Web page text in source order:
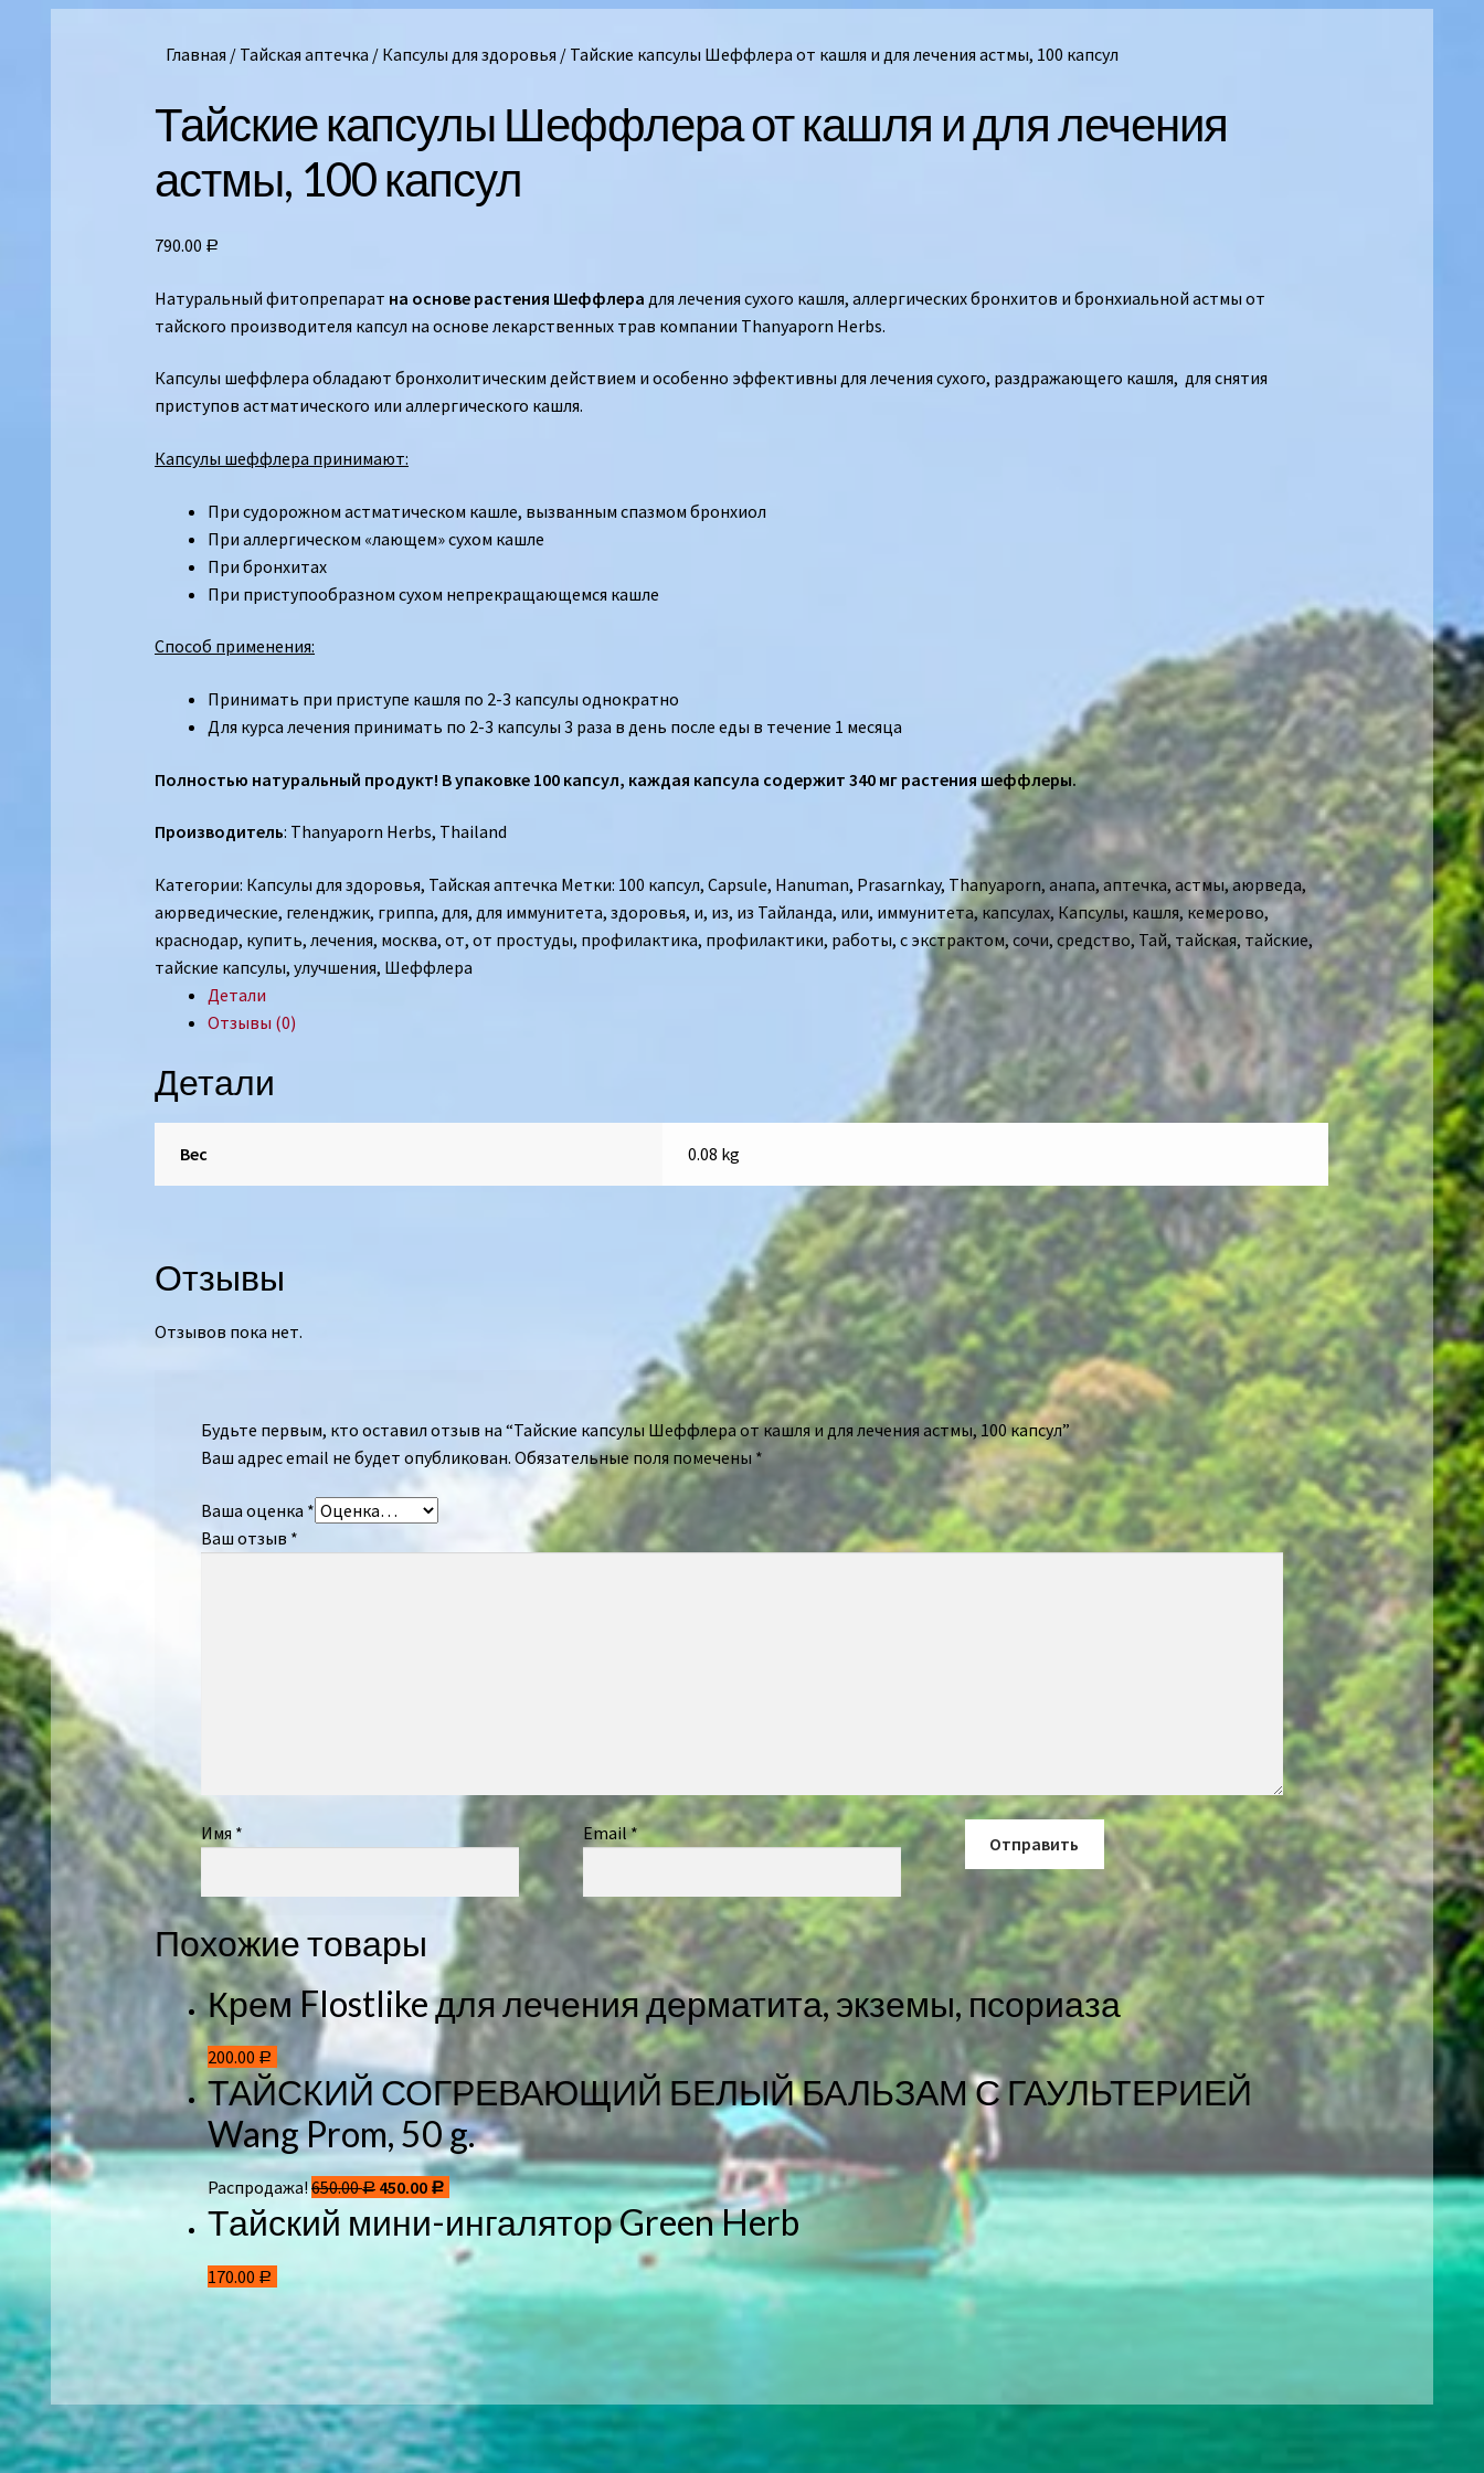
Главная / Тайская аптечка / Капсулы для здоровья / Тайские капсулы Шеффлера от кашля и для лечения астмы, 100 капсул
Тайские капсулы Шеффлера от кашля и для лечения
астмы, 100 капсул
790.00 Р
Натуральный фитопрепарат на основе растения Шеффлера для лечения сухого кашля, аллергических бронхитов и бронхиальной астмы от
тайского производителя капсул на основе лекарственных трав компании Thanyaporn Herbs.
Капсулы шеффлера обладают бронхолитическим действием и особенно эффективны для лечения сухого, раздражающего кашля, для снятия
приступов астматического или аллергического кашля.
Капсулы шеффлера принимают:
При судорожном астматическом кашле, вызванным спазмом бронхиол
При аллергическом «лающем» сухом кашле
При бронхитах
При приступообразном сухом непрекращающемся кашле
Способ применения:
Принимать при приступе кашля по 2-3 капсулы однократно
Для курса лечения принимать по 2-3 капсулы 3 раза в день после еды в течение 1 месяца
Полностью натуральный продукт! В упаковке 100 капсул, каждая капсула содержит 340 мг растения шеффлеры.
Производитель: Thanyaporn Herbs, Thailand
Категории: Капсулы для здоровья, Тайская аптечка Метки: 100 капсул,Capsule, Hanuman, Prasarnkay, Thanyaporn,анапа,аптечка,астмы,аюрведа,
аюрведические, геленджик, гриппа, для, для иммунитета,здоровья, и, из, из Тайланда, или, иммунитета,капсулах, Капсулы, кашля, кемерово,
краснодар, купить, лечения, москва,от,от простуды, профилактика, профилактики, работы,с экстрактом,сочи,средство, Тай, тайская, тайские,
тайские капсулы,улучшения, Шеффлера
Детали
Отзывы (0)
Детали
Вес 0.08 kg
Отзывы
Отзывов пока нет.
Будьте первым, кто оставил отзыв на “Тайские капсулы Шеффлера от кашля и для лечения астмы, 100 капсул”
Ваш адрес email не будет опубликован. Обязательные поля помечены *
Ваша оценка *
Ваш отзыв *
Имя * Email*
Похожие товары
Крем Flostlike для лечения дерматита, экземы, псориаза
200.00 Р
ТАЙСКИЙ СОГРЕВАЮЩИЙ БЕЛЫЙ БАЛЬЗАМ С ГАУЛЬТЕРИЕЙ
Wang Prom, 50 g.
Распродажа!650.00Р 450.00 Р
Тайский мини-ингалятор Green Herb
170.00 Р